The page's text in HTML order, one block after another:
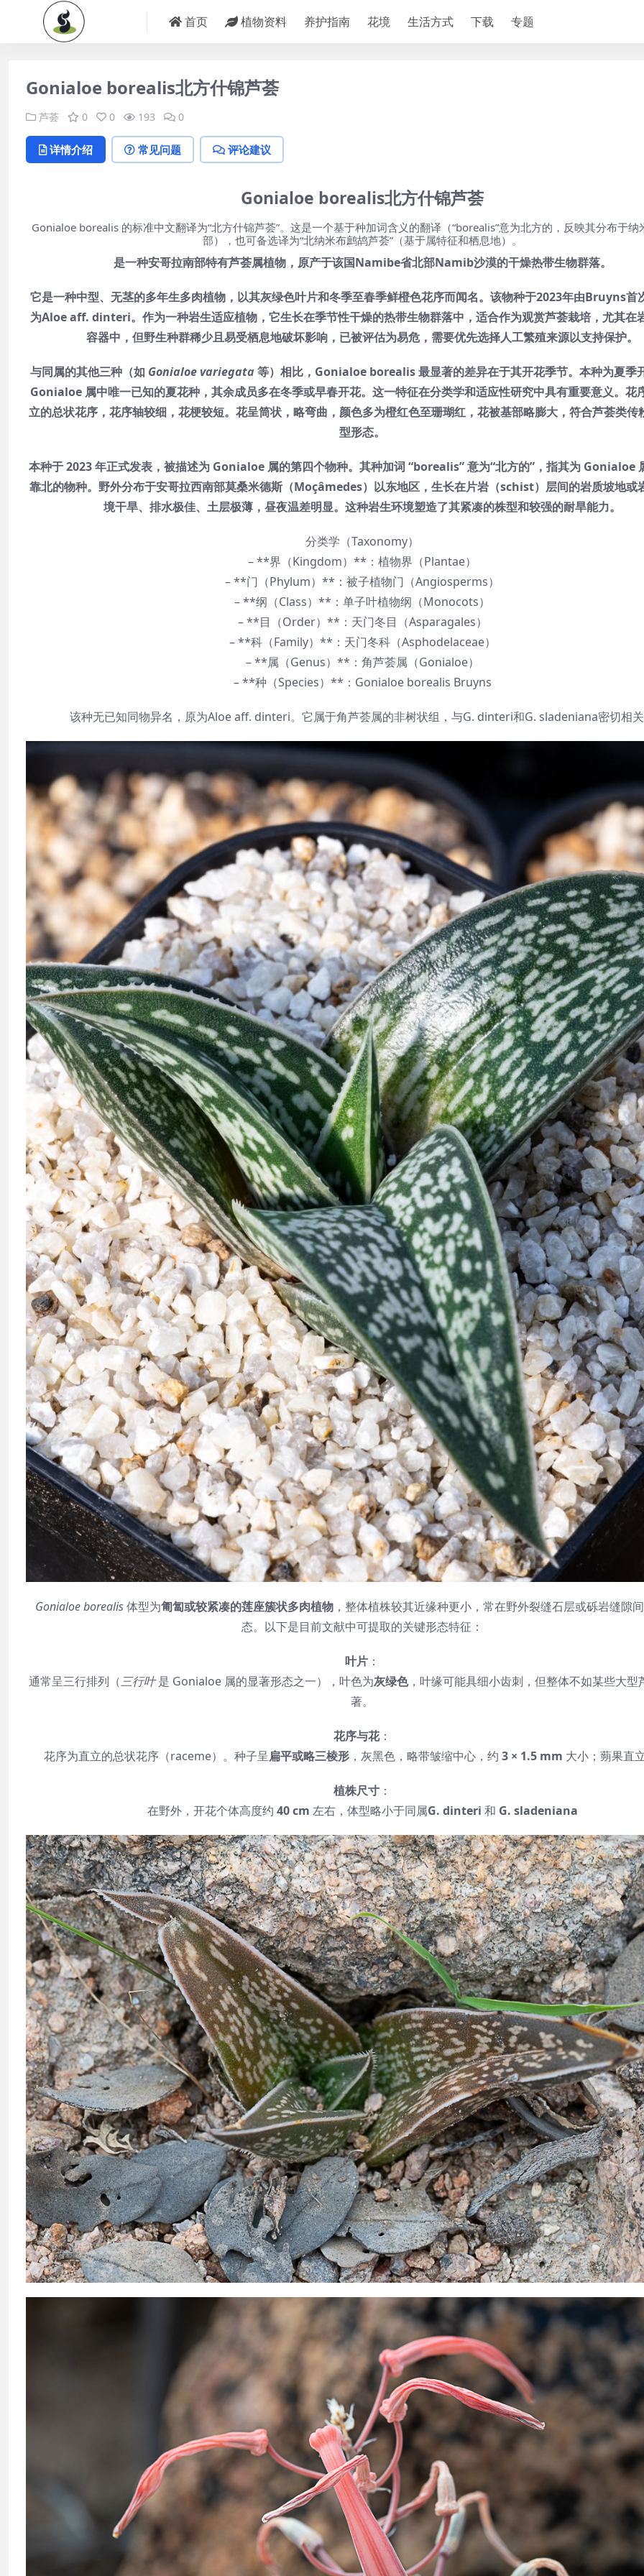
首页 植物资料 养护指南 花境 生活方式 下载 专题
Gonialoe borealis北方什锦芦荟
芦荟 0 0 193 0
详情介绍 常见问题 评论建议
Gonialoe borealis北方什锦芦荟
Gonialoe borealis 的标准中文翻译为“北方什锦芦荟”。这是一个基于种加词含义的翻译（“borealis”意为北方的，反映其分布于纳
部），也可备选译为“北纳米布鹧鸪芦荟”（基于属特征和栖息地）。
是一种安哥拉南部特有芦荟属植物，原产于该国Namibe省北部Namib沙漠的干燥热带生物群落。
它是一种中型、无茎的多年生多肉植物，以其灰绿色叶片和冬季至春季鲜橙色花序而闻名。该物种于2023年由Bruyns首
为Aloe aff. dinteri。作为一种岩生适应植物，它生长在季节性干燥的热带生物群落中，适合作为观赏芦荟栽培，尤其在
容器中，但野生种群稀少且易受栖息地破坏影响，已被评估为易危，需要优先选择人工繁殖来源以支持保护。
与同属的其他三种（如 Gonialoe variegata 等）相比，Gonialoe borealis 最显著的差异在于其开花季节。本种为夏季
Gonialoe 属中唯一已知的夏花种，其余成员多在冬季或早春开花。这一特征在分类学和适应性研究中具有重要意义。花
立的总状花序，花序轴较细，花梗较短。花呈筒状，略弯曲，颜色多为橙红色至珊瑚红，花被基部略膨大，符合芦荟类传
型形态。
本种于 2023 年正式发表，被描述为 Gonialoe 属的第四个物种。其种加词 “borealis” 意为“北方的”，指其为 Gonialoe
靠北的物种。野外分布于安哥拉西南部莫桑米德斯（Moçâmedes）以东地区，生长在片岩（schist）层间的岩质坡地或
境干旱、排水极佳、土层极薄，昼夜温差明显。这种岩生环境塑造了其紧凑的株型和较强的耐旱能力。
分类学（Taxonomy）
– **界（Kingdom）**：植物界（Plantae）
– **门（Phylum）**：被子植物门（Angiosperms）
– **纲（Class）**：单子叶植物纲（Monocots）
– **目（Order）**：天门冬目（Asparagales）
– **科（Family）**：天门冬科（Asphodelaceae）
– **属（Genus）**：角芦荟属（Gonialoe）
– **种（Species）**：Gonialoe borealis Bruyns
该种无已知同物异名，原为Aloe aff. dinteri。它属于角芦荟属的非树状组，与G. dinteri和G. sladeniana密切相
Gonialoe borealis体型为匍匐或较紧凑的莲座簇状多肉植物，整体植株较其近缘种更小，常在野外裂缝石层或砾岩缝隙
态。以下是目前文献中可提取的关键形态特征：
叶片 ：
通常呈三行排列（三行叶是 Gonialoe 属的显著形态之一），叶色为灰绿色，叶缘可能具细小齿刺，但整体不如某些大型
著。
花序与花：
花序为直立的总状花序（raceme）。种子呈扁平或略三棱形 ，灰黑色，略带皱缩中心，约 3 × 1.5 mm 大小；蒴果直
植株尺寸 ：
在野外，开花个体高度约 40 cm 左右，体型略小于同属G. dinteri 和 G. sladeniana